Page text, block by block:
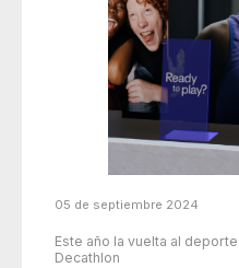
05 de septiembre 2024
Este año la vuelta al
Decathlon